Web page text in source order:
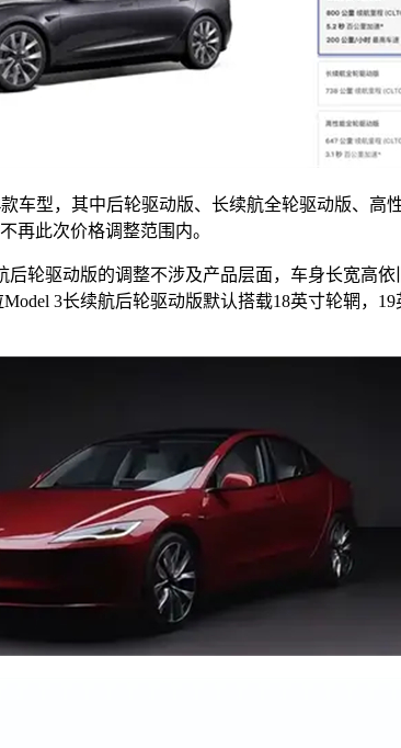
车型，其中后轮驱动版、长续航全轮驱动版、高
再此次价格调整范围内。
轮驱动版的调整不涉及产品层面，车身长宽高依
3长续航后轮驱动版默认搭载18英寸轮辋，19